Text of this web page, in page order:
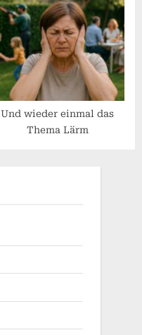
Und wieder einmal das
Thema Lärm